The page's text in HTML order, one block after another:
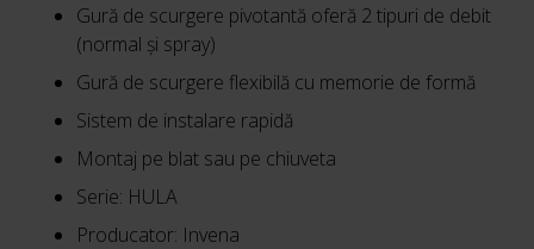
Gură de scurgere pivotantă oferă 2 tipuri de debit
(normal și spray)
Gură de scurgere flexibilă cu memorie de formă
Sistem de instalare rapidă
Montaj pe blat sau pe chiuveta
Serie: HULA
Producator: Invena